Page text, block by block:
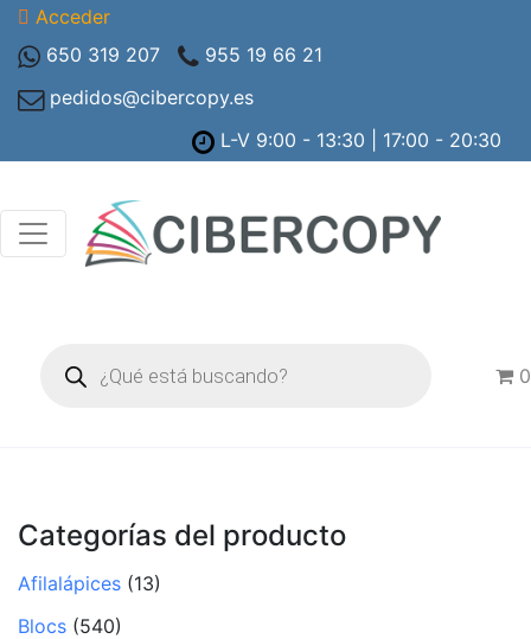
Acceder
650 319 207
955 19 66 21
pedidos@cibercopy.es
L-V 9:00 - 13:30 | 17:00 - 20:30
productos
0
Categorías del producto
Afilalápices (13)
Blocs (540)